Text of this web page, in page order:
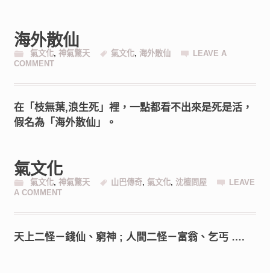
海外散仙
氣文化, 神氣驚天 氣文化, 海外散仙
LEAVE A
COMMENT
在「枝無葉,浪生死」裡，一點都看不出來是死是活，
假名為「海外散仙」。
氣文化
氣文化, 神氣驚天 山巴傳奇, 氣文化, 沈檀問屋
LEAVE
A COMMENT
天上二怪－錢仙、窮神 ; 人間二怪－富翁、乞丐 ….